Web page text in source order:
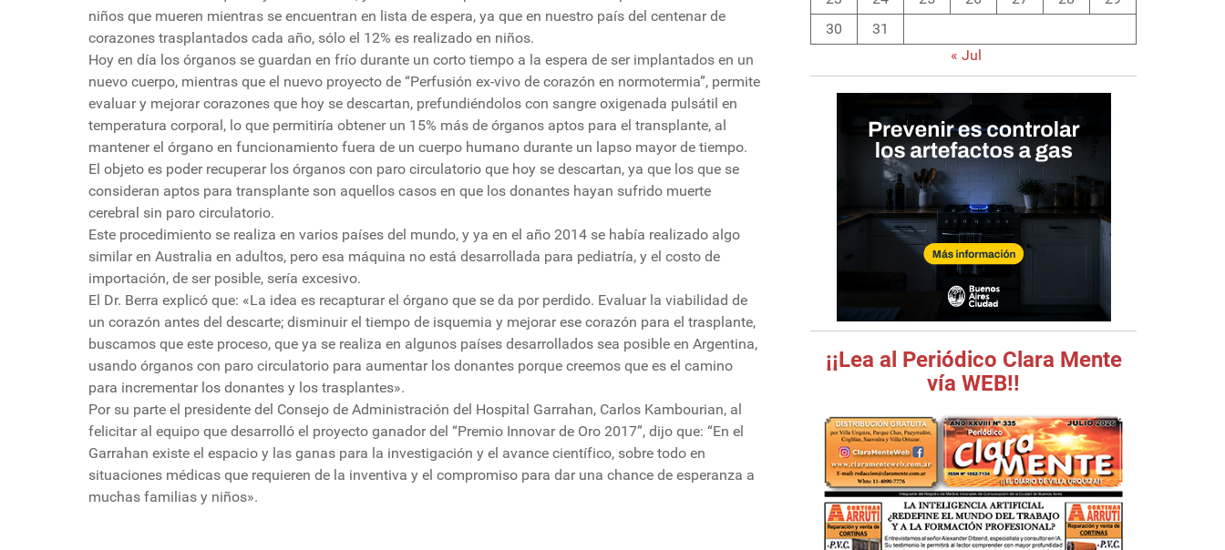
niños que mueren mientras se encuentran en lista de espera, ya que en nuestro país del centenar de
corazones trasplantados cada año, sólo el 12% es realizado en niños.
Hoy en día los órganos se guardan en frío durante un corto tiempo a la espera de ser implantados en un
nuevo cuerpo, mientras que el nuevo proyecto de “Perfusión ex-vivo de corazón en normotermia”, permite
evaluar y mejorar corazones que hoy se descartan, prefundiéndolos con sangre oxigenada pulsátil en
temperatura corporal, lo que permitiría obtener un 15% más de órganos aptos para el transplante, al
mantener el órgano en funcionamiento fuera de un cuerpo humano durante un lapso mayor de tiempo.
El objeto es poder recuperar los órganos con paro circulatorio que hoy se descartan, ya que los que se
consideran aptos para transplante son aquellos casos en que los donantes hayan sufrido muerte
cerebral sin paro circulatorio.
Este procedimiento se realiza en varios países del mundo, y ya en el año 2014 se había realizado algo
similar en Australia en adultos, pero esa máquina no está desarrollada para pediatría, y el costo de
importación, de ser posible, sería excesivo.
El Dr. Berra explicó que: «La idea es recapturar el órgano que se da por perdido. Evaluar la viabilidad de
un corazón antes del descarte; disminuir el tiempo de isquemia y mejorar ese corazón para el trasplante,
buscamos que este proceso, que ya se realiza en algunos países desarrollados sea posible en Argentina,
usando órganos con paro circulatorio para aumentar los donantes porque creemos que es el camino
para incrementar los donantes y los trasplantes».
Por su parte el presidente del Consejo de Administración del Hospital Garrahan, Carlos Kambourian, al
felicitar al equipo que desarrolló el proyecto ganador del “Premio Innovar de Oro 2017”, dijo que: “En el
Garrahan existe el espacio y las ganas para la investigación y el avance científico, sobre todo en
situaciones médicas que requieren de la inventiva y el compromiso para dar una chance de esperanza a
muchas familias y niños».
30
31
« Jul
¡¡Lea al Periódico Clara Mente
vía WEB!!